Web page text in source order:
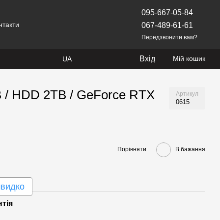
095-667-05-84
067-489-61-61
Передзвонити вам?
UA Вхід Мій кошик
/ HDD 2TB / GeForce RTX Артикул
0615
Порівняти В бажання